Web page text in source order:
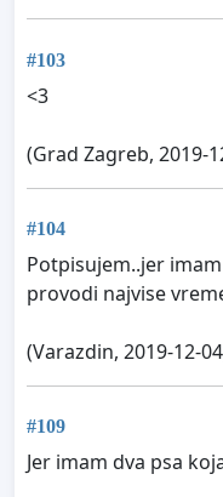
#103
<3
(Grad Zagreb, 2019-
#104
Potpisujem..jer
provodi najvise
(Varazdin, 2019-12-
#109
Jer imam dva psa